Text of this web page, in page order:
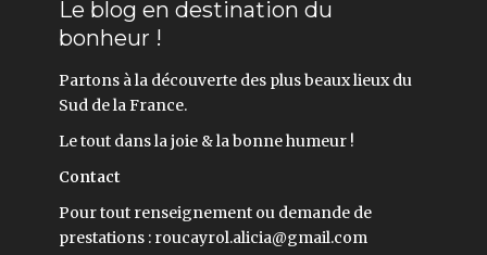
Le blog en destination du
bonheur !
Partons à la découverte des plus beaux lieux du
Sud de la France.
Le tout dans la joie & la bonne humeur !
Contact
Pour tout renseignement ou demande de
prestations : roucayrol.alicia@gmail.com